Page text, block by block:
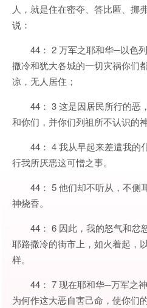
人，就是住在密夺、答比匿、挪
说：
44： 2 万军之耶和华─以色
撒冷和犹大各城的一切灾祸你们
凉，无人居住；
44： 3 这是因居民所行的恶
和你们，并你们列祖所不认识的
44： 4 我从早起来差遣我的
行我所厌恶这可憎之事。
44： 5 他们却不听从，不侧
神烧香。
44： 6 因此，我的怒气和忿
耶路撒冷的街市上，如火着起，
样。
44： 7 现在耶和华─万军之
为何作这大恶自害己命，使你们